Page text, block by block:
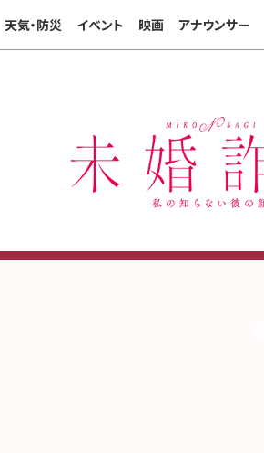
天気・防災 イベント 映画 アナウンサー